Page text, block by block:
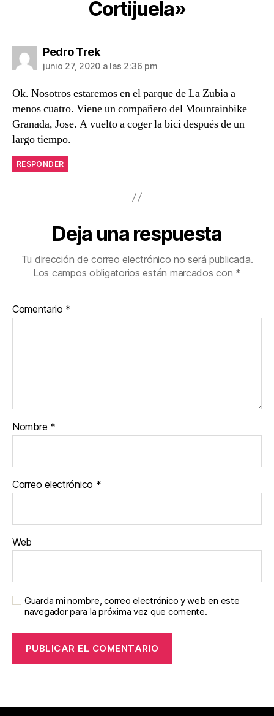
Cortijuela»
Pedro Trekdice:
junio 27, 2020 a las 2:36 pm
Ok. Nosotros estaremos en el parque de La Zubia a
menos cuatro. Viene un compañero del Mountainbike
Granada, Jose. A vuelto a coger la bici después de un
largo tiempo.
RESPONDER
Deja una respuesta
Tu dirección de correo electrónico no será publicada.
Los campos obligatorios están marcados con *
Comentario *
Nombre *
Correo electrónico *
Web
Guarda mi nombre, correo electrónico y web en este
navegador para la próxima vez que comente.